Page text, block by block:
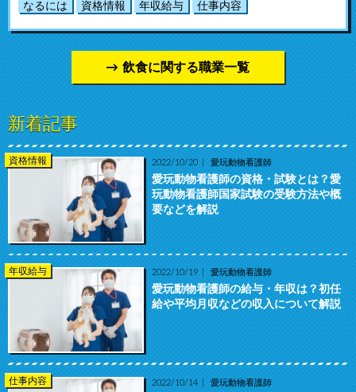
なるには 資格情報 年収給与 仕事内容
飲食に関する職業一覧
新着記事
資格情報 2022/10/20 愛玩動物看護師
愛玩動物看護師の資格・試験とは？愛
玩動物看護師国家試験の受験方法や概
要などを解説
年収給与 2022/10/19 愛玩動物看護師
愛玩動物看護師の給与・年収は？初任
給や平均月収などの収入について解説
仕事内容 2022/10/14 愛玩動物看護師